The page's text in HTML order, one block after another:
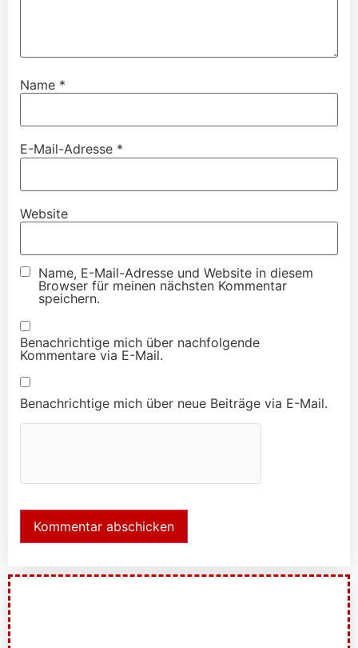
Name *
E-Mail-Adresse *
Website
Name, E-Mail-Adresse und Website in diesem
Browser für meinen nächsten Kommentar
speichern.
Benachrichtige mich über nachfolgende
Kommentare via E-Mail.
Benachrichtige mich über neue Beiträge via E-Mail.